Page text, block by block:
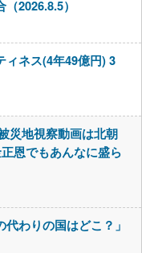
2026.8.5）
ィネス(4年49億円) 3
災地視察動画は北朝
恩でもあんなに盛ら
わりの国はどこ？」